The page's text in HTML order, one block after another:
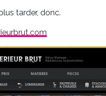
tarder, donc.